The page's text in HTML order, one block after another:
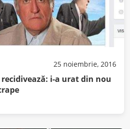
25 noiembrie, 2016
i-a urat din nou